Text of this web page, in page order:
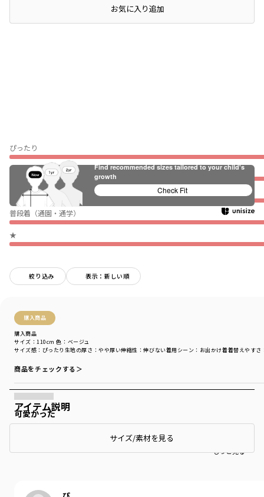
ぴったり
薄い
伸びない
普段着（通園・通学）
★
絞り込み 表示：新しい順
購入商品
購入商品
サイズ感 ：ぴったり 生地の厚さ ：やや厚い伸縮性 ：伸びない着用シーン ：お出かけ着着替えやすさ
サイズ：110cm 色：ベージュ
商品をチェックする＞
可愛かった
ナチュラルな色味で可愛かった
もっと見る…
店頭在庫を確認するお気に入り追加
アイテム説明
サイズ/素材を見る
Find recommended sizes tailored to your child's
growth
Check Fit